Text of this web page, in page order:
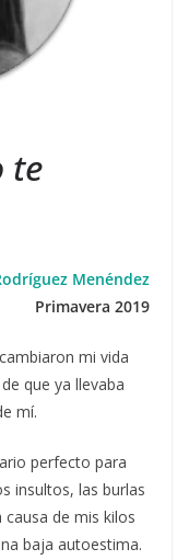
te
Menéndez
Primavera 2019
mi vida
que ya llevaba
mí.
perfecto para
insultos, las burlas
de mis kilos
baja autoestima.